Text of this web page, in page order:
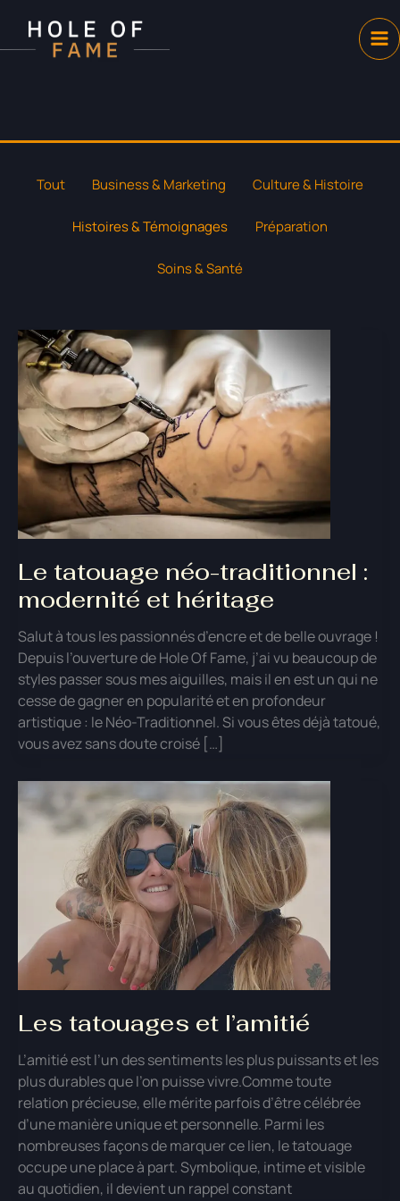
contenu
Tout Business & Marketing Culture & Histoire
Histoires & Témoignages Préparation
Soins & Santé
Le tatouage néo-traditionnel :
modernité et héritage
Salut à tous les passionnés d’encre et de belle ouvrage !
Depuis l’ouverture de Hole Of Fame, j’ai vu beaucoup de
styles passer sous mes aiguilles, mais il en est un qui ne
cesse de gagner en popularité et en profondeur
artistique : le Néo-Traditionnel. Si vous êtes déjà tatoué,
vous avez sans doute croisé […]
Les tatouages et l’amitié
L’amitié est l’un des sentiments les plus puissants et les
plus durables que l’on puisse vivre.Comme toute
relation précieuse, elle mérite parfois d’être célébrée
d’une manière unique et personnelle. Parmi les
nombreuses façons de marquer ce lien, le tatouage
occupe une place à part. Symbolique, intime et visible
au quotidien, il devient un rappel constant